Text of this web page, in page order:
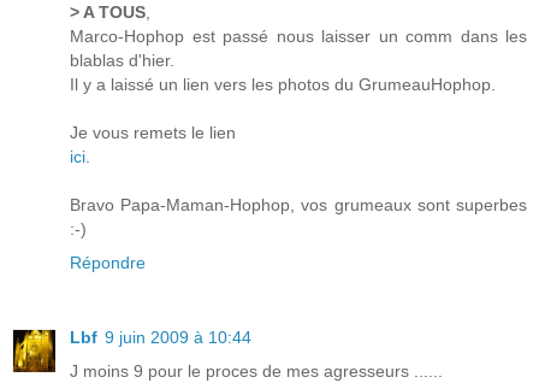
> A TOUS
Marco-Hophop est passé nous laisser un comm dans les
blablas d'hier.
Il y a laissé un lien vers les photos du GrumeauHophop.
Je vous remets le lien
ici
Bravo Papa-Maman-Hophop, vos grumeaux sont superbes
:-)
Répondre
Lbf 9 juin 2009 à 10:44
J moins 9 pour le proces de mes agresseurs ......